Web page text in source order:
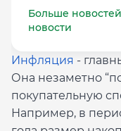
Больше
новости
Инфляция -
Она незаметно
покупательную
Например, в